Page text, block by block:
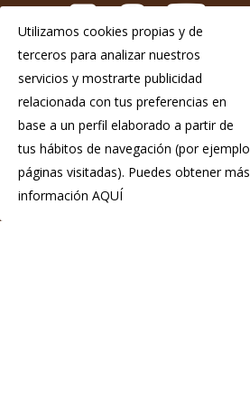
Aviso Legal
Política de privacidad
Política de cookies
Utilizamos cookies propias y de
terceros para analizar nuestros
servicios y mostrarte publicidad
relacionada con tus preferencias en
base a un perfil elaborado a partir de
tus hábitos de navegación (por ejemplo
páginas visitadas). Puedes obtener más
información AQUÍ